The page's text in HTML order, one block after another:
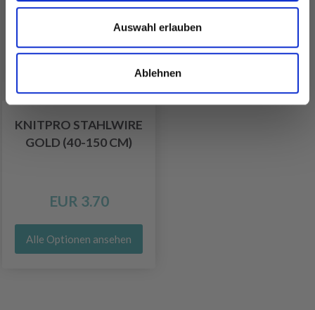
Auswahl erlauben
Ablehnen
KNITPRO STAHLWIRE
GOLD (40-150 CM)
EUR 3.70
Alle Optionen ansehen